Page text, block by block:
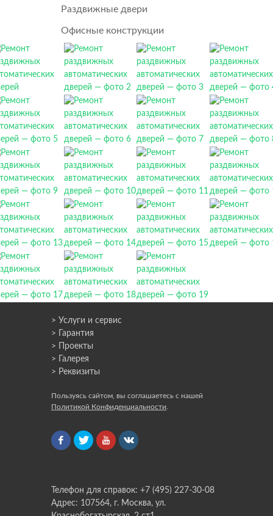
Раздвижные двери
Офисные конструкции
> Услуги и сервис
> Гарантия
> Проекты
> Галерея
> Реквизиты
Пользуясь сайтом, вы соглашаетесь с нашей
Политикой Конфиденциальности
Телефон для справок: +7 (495) 227-30-08
Адрес: 107564, г. Москва, ул.